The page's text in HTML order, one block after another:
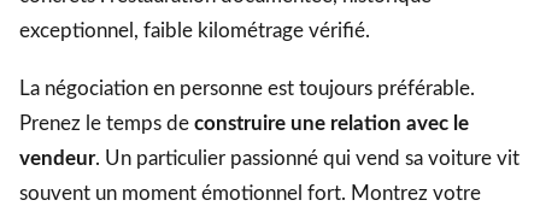
exceptionnel, faible kilométrage vérifié.
La négociation en personne est toujours préférable.
Prenez le temps de construire une relation avec le
vendeur. Un particulier passionné qui vend sa voiture vit
souvent un moment émotionnel fort. Montrez votre